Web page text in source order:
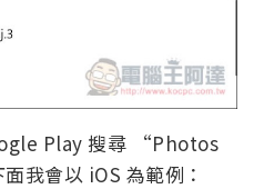
Play 搜尋 “Photos
我會以 iOS 為範例：